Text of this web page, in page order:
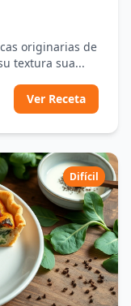
originarias de
textura sua...
Ver Receta
Difícil